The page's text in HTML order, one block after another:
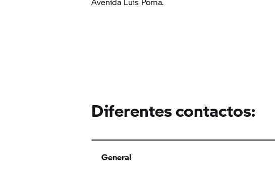
Diferentes contactos:
General